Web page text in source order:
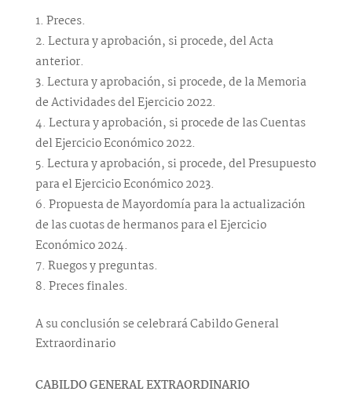
Preces.
Lectura y aprobación, si procede, del Acta
anterior.
Lectura y aprobación, si procede, de la Memoria
de Actividades del Ejercicio 2022.
Lectura y aprobación, si procede de las Cuentas
del Ejercicio Económico 2022.
Lectura y aprobación, si procede, del Presupuesto
para el Ejercicio Económico 2023.
Propuesta de Mayordomía para la actualización
de las cuotas de hermanos para el Ejercicio
Económico 2024.
Ruegos y preguntas.
Preces finales.
A su conclusión se celebrará Cabildo General
Extraordinario
CABILDO GENERAL EXTRAORDINARIO